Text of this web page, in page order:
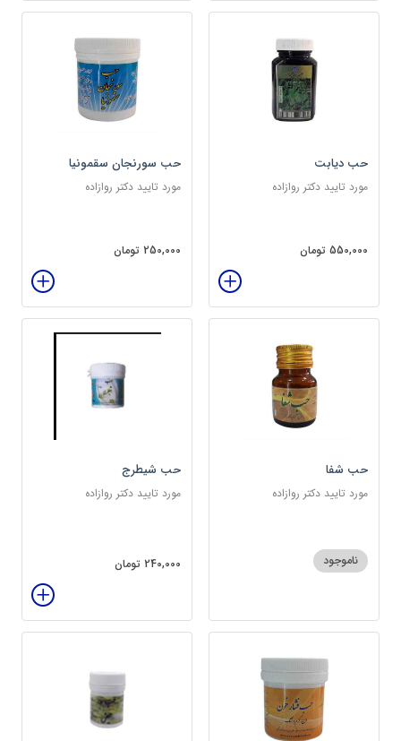
حب دیابت
مورد تایید دکتر روازاده
550,000 تومان
حب سورنجان سقمونیا
مورد تایید دکتر روازاده
250,000 تومان
حب شفا
مورد تایید دکتر روازاده
ناموجود
حب شیطرج
مورد تایید دکتر روازاده
240,000 تومان